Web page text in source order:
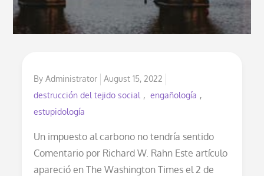
ByAdministrator
Posted
on
August 15, 2022
destrucción del tejido social
engañología
estupidología
Un impuesto al carbono no tendría sentido
Comentario por Richard W. Rahn Este artículo
apareció en The Washington Times el 2 de